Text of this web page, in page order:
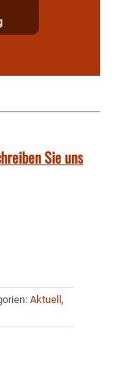
Sie uns
Aktuell ,